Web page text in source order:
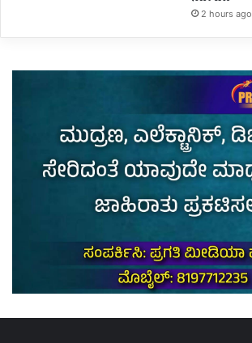
2 hours ago